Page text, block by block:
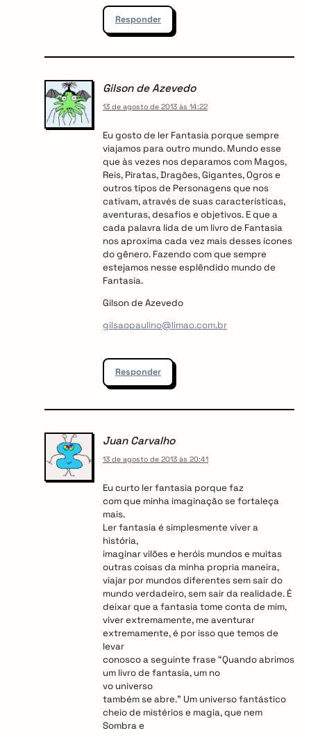
Responder
Gilson de Azevedo
13 de agosto de 2013 às 14:22
Eu gosto de ler Fantasia porque sempre
viajamos para outro mundo. Mundo esse
que às vezes nos deparamos com Magos,
Reis, Piratas, Dragões, Gigantes, Ogros e
outros tipos de Personagens que nos
cativam, através de suas características,
aventuras, desafios e objetivos. E que a
cada palavra lida de um livro de Fantasia
nos aproxima cada vez mais desses ícones
do gênero. Fazendo com que sempre
estejamos nesse esplêndido mundo de
Fantasia.
Gilson de Azevedo
gilsaopaulino@limao.com.br
Responder
Juan Carvalho
13 de agosto de 2013 às 20:41
Eu curto ler fantasia porque faz
com que minha imaginação se fortaleça
mais.
Ler fantasia é simplesmente viver a
história,
imaginar vilões e heróis mundos e muitas
outras coisas da minha propria maneira,
viajar por mundos diferentes sem sair do
mundo verdadeiro, sem sair da realidade. É
deixar que a fantasia tome conta de mim,
viver extremamente, me aventurar
extremamente, é por isso que temos de
levar
conosco a seguinte frase “Quando abrimos
um livro de fantasia, um no
vo universo
também se abre.” Um universo fantástico
cheio de mistérios e magia, que nem
Sombra e